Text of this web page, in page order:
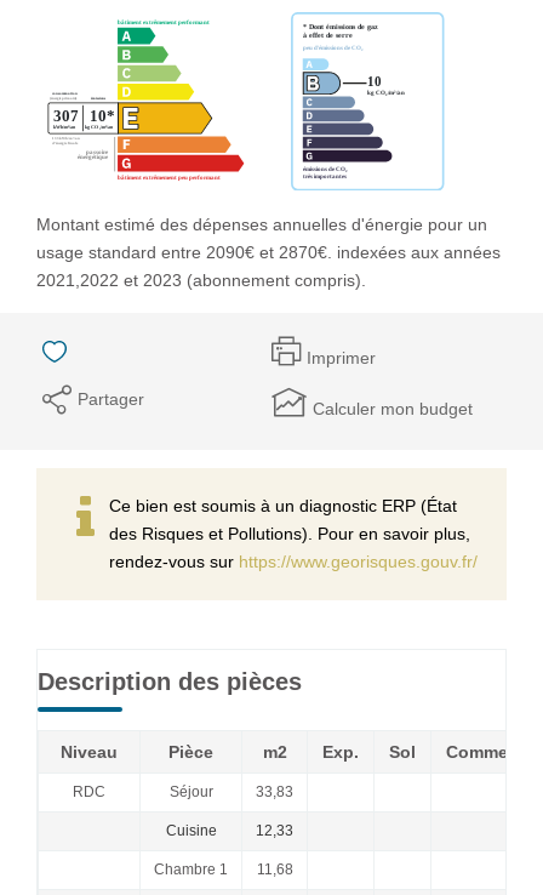
Montant estimé des dépenses annuelles d'énergie pour un
usage standard entre 2090€ et 2870€. indexées aux années
2021,2022 et 2023 (abonnement compris).
Imprimer
Partager Calculer mon budget
Ce bien est soumis à un diagnostic ERP (État
des Risques et Pollutions). Pour en savoir plus,
rendez-vous sur https://www.georisques.gouv.fr/
Description des pièces
Niveau Pièce m2 Exp. Sol
RDC Séjour 33,83
Cuisine 12,33
Chambre 1 11,68